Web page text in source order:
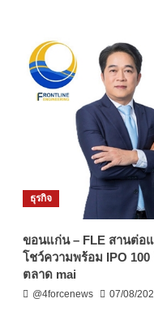
ธุรกิจ
ขอนแก่น – FLE สานต่อ
โชว์ความพร้อม IPO
ตลาด mai
@4forcenews 07/08/